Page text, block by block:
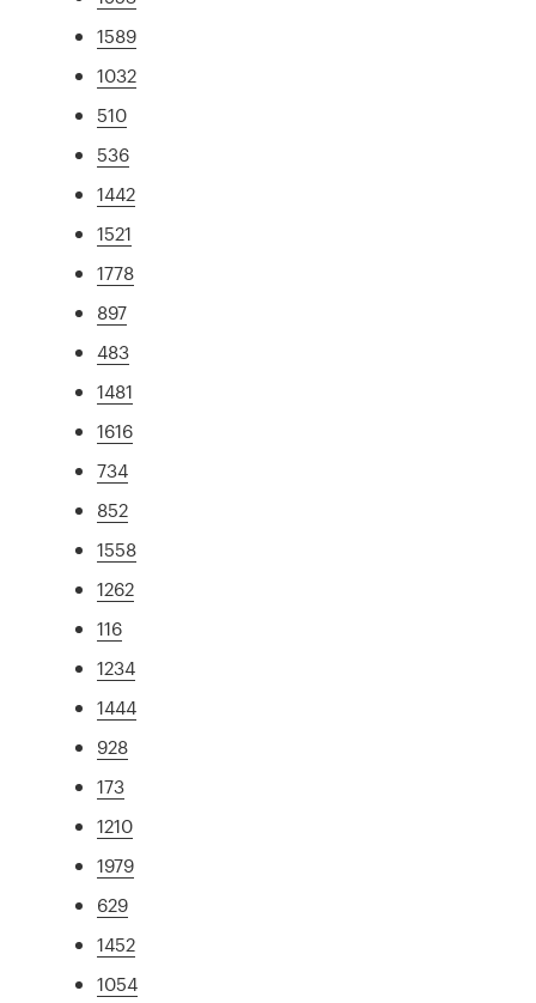
1589
1032
510
536
1442
1521
1778
897
483
1481
1616
734
852
1558
1262
116
1234
1444
928
173
1210
1979
629
1452
1054